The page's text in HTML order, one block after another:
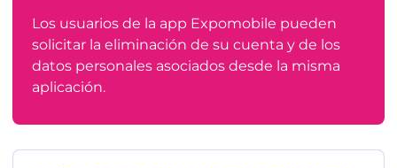
Los usuarios de la app Expomobile pueden
solicitar la eliminación de su cuenta y de los
datos personales asociados desde la misma
aplicación.